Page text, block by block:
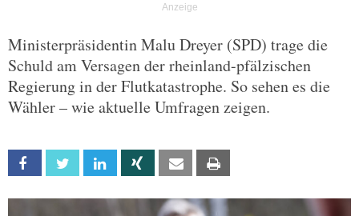
Ministerpräsidentin Malu Dreyer (SPD) trage die
Schuld am Versagen der rheinland-pfälzischen
Regierung in der Flutkatastrophe. So sehen es die
Wähler – wie aktuelle Umfragen zeigen.
Facebook Twitter Linkedin Xing Email